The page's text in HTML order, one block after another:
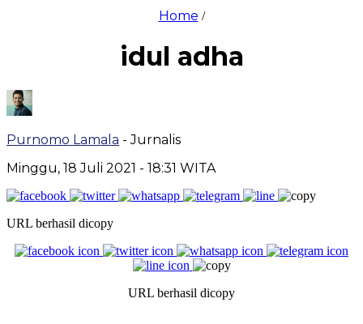
Home /
idul adha
Purnomo Lamala - Jurnalis
Minggu, 18 Juli 2021 - 18:31 WITA
URL berhasil dicopy
URL berhasil dicopy